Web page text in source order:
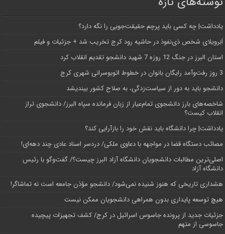
یادداشت| ‌چه کسی باید پرچم حقیقت‌جویی را نگه دارد؟
اَبَر‌ویلای شخص ذی‌نفوذ در حاشیه‌ رود کرج تخریب شد + جزئیات و فیلم
استان البرز در جنگ 12 روزه 7 شهید دانشجو تقدیم انقلاب کرد
3 روز رفت‌وآمد رایگان بانوان در خطوط اتوبوسرانی شهری کرج
دانشجو باید به دور از سیاست‌زدگی، به صلاح کشور بیندیشد
شاخصه‌های بارز دانشجوی تمام‌عیار از زبان فرمانده سپاه البرز/ دانشجوی تراز
انقلاب کیست؟
یادداشت| چرا دانشگاه باید نقش خود را بازآرایی کند؟
مصائب دستگاه قضا در مواجهه با دعاوی ملکی/ دردسر اسناد عادی چند‌ دهه‌ای!
اصلی‌ترین مطالبات دانشجویان دانشگاه آزاد البرز چیست؟/ گفت‌وگو با رئیس
دانشگاه آز‌اد
هشداری تاریخی که هنوز شنیده نمی‌شود/ دانشجو مؤذن جامعه است نه تماشاگر!
هیچ توسعه پایداری بدون همراهی دانشجویان ممکن نیست
جزئیات جدید از پرونده جاسوس اسرائیل در کرج/‌ کشف تجهیزات پیچیده
جاسوسی از متهم